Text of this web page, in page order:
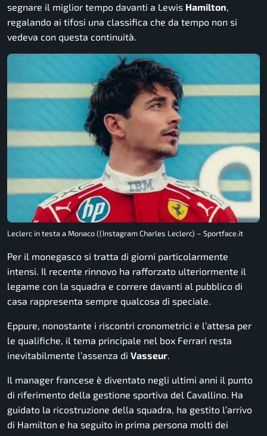
segnare il miglior tempo davanti a Lewis Hamilton,
regalando ai tifosi una classifica che da tempo non si
vedeva con questa continuità.
Leclerc in testa a Monaco ((Instagram Charles Leclerc) – Sportface.it
Per il monegasco si tratta di giorni particolarmente
intensi. Il recente rinnovo ha rafforzato ulteriormente il
legame con la squadra e correre davanti al pubblico di
casa rappresenta sempre qualcosa di speciale.
Eppure, nonostante i riscontri cronometrici e l’attesa per
le qualifiche, il tema principale nel box Ferrari resta
inevitabilmente l’assenza di Vasseur.
Il manager francese è diventato negli ultimi anni il punto
di riferimento della gestione sportiva del Cavallino. Ha
guidato la ricostruzione della squadra, ha gestito l’arrivo
di Hamilton e ha seguito in prima persona molti dei